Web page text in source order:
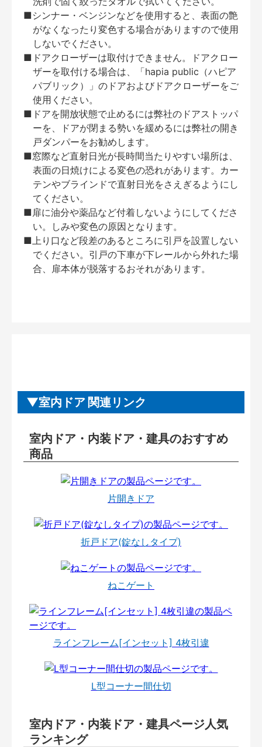
■シンナー・ベンジンなどを使用すると、表面の艶
がなくなったり変色する場合がありますので使用
しないでください。
■ドアクローザーは取付けできません。ドアクロー
ザーを取付ける場合は、「hapia public（ハピア
パブリック）」のドアおよびドアクローザーをご
使用ください。
■ドアを開放状態で止めるには弊社のドアストッパ
ーを、ドアが閉まる勢いを緩めるには弊社の開き
戸ダンパーをお勧めします。
■窓際など直射日光が長時間当たりやすい場所は、
表面の日焼けによる変色の恐れがあります。カー
テンやブラインドで直射日光をさえぎるようにし
てください。
■扉に油分や薬品など付着しないようにしてくださ
い。しみや変色の原因となります。
■上り口など段差のあるところに引戸を設置しない
でください。引戸の下車が下レールから外れた場
合、扉本体が脱落するおそれがあります。
室内ドア 関連リンク
室内ドア・内装ドア・建具のおすすめ
商品
片開きドア
折戸ドア(錠なしタイプ)
ねこゲート
ラインフレーム[インセット] 4枚引違
L型コーナー間仕切
室内ドア・内装ドア・建具ページ人気
ランキング